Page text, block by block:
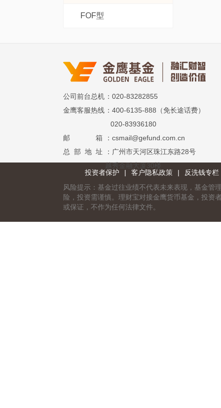
FOF型
公司前台总机 ：020-83282855
金鹰客服热线 ：400-6135-888（免长途话费）
020-83936180
邮 箱
：csmail@gefund.com.cn
总 部 地 址
：广州市天河区珠江东路28号
越秀金融大厦30楼
投资者保护
| 客户隐私政策 |
反洗钱专栏
风险提示：基金过往业绩不代表未来表现，基金管
险，投资需谨慎。理财宝对接金鹰货币基金，投资
或保证，不作为任何法律文件。